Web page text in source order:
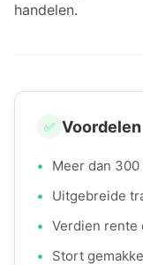
handelen.
✅ Voordelen
•
Meer dan
•
Uitgebreide
• Verdien rente
•
Stort